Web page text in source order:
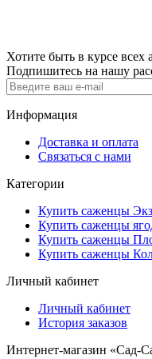
Хотите быть в курсе всех
Подпишитесь на нашу
Информация
Доставка и оплата
Связаться с нами
Категории
Купить саженцы
Купить саженцы
Купить саженцы
Купить саженцы
Личный кабинет
Личный кабинет
История заказов
Интернет-магазин «Сад-